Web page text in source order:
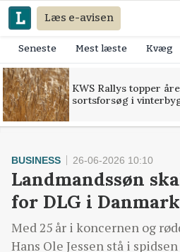
Læs e-avisen
Seneste Mest læste Kvæg
KWS Rallys topper
sortsforsøg i
BUSINESS 26-06-2026 10:10
Landmandssøn
for DLG i Danmark
Med 25 år i koncernen og
Hans Ole Jessen stå i